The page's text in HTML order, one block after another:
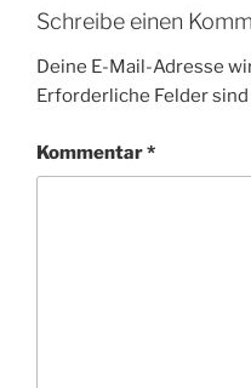
Schreibe einen
Deine E-Mail-Adresse
Erforderliche Felder
Kommentar*